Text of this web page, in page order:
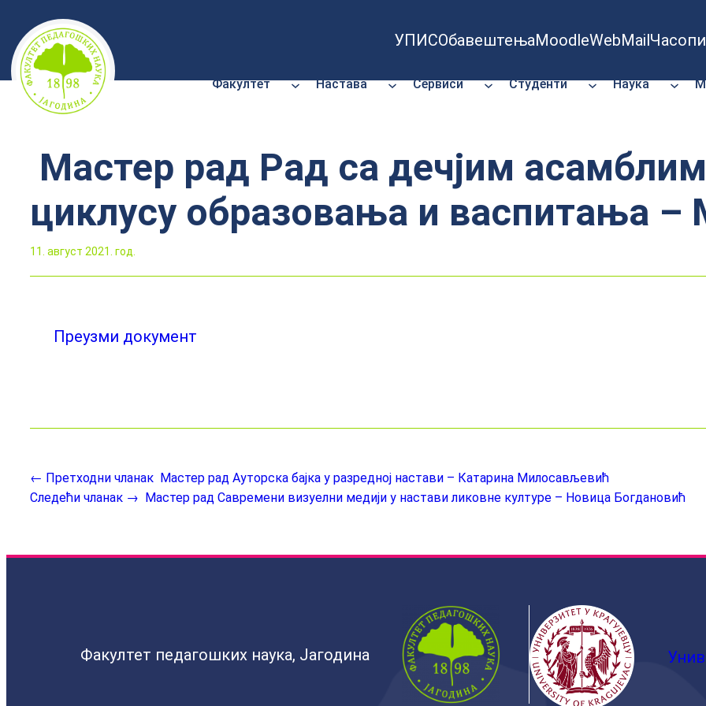
Скочи
на
садржај
УПИСОбавештењаMoodleWebMail
Факултет Настава Сервиси Студенти Наука
Мастер рад Рад са дечјим
циклусу образовања и васпитања –
11. август 2021. год.
Преузми документ
← Претходни чланак Мастер рад Ауторска бајка у разредној настави – Катарина Милосављевић
Следећи чланак → Мастер рад Савремени визуелни медији у настави ликовне културе – Новица Богдановић
Факултет педагошких наука, Јагодина